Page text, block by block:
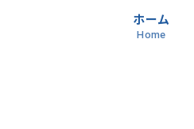
ホーム
Home